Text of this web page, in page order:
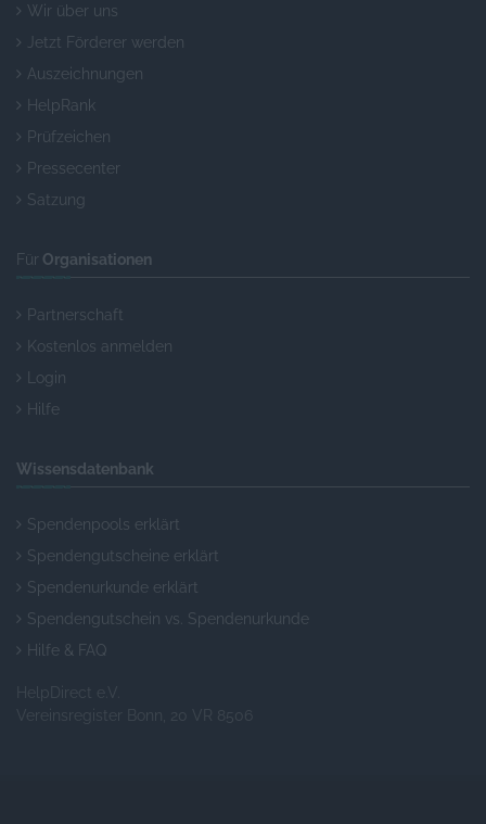
Wir über uns
Jetzt Förderer werden
Auszeichnungen
HelpRank
Prüfzeichen
Pressecenter
Satzung
Für Organisationen
Partnerschaft
Kostenlos anmelden
Login
Hilfe
Wissensdatenbank
Spendenpools erklärt
Spendengutscheine erklärt
Spendenurkunde erklärt
Spendengutschein vs. Spendenurkunde
Hilfe & FAQ
HelpDirect e.V.
Vereinsregister Bonn, 20 VR 8506